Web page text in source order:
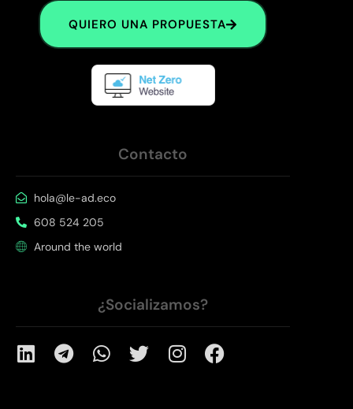
QUIERO UNA PROPUESTA
Contacto
hola@le-ad.eco
608 524 205
Around the world
¿Socializamos?